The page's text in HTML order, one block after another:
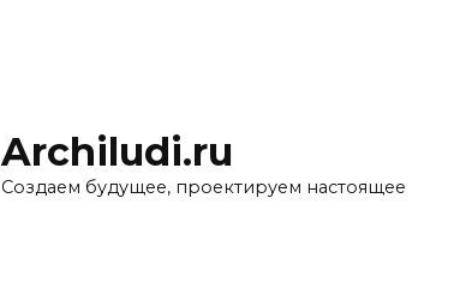
Archiludi.ru
Создаем будущее, проектируем настоящее